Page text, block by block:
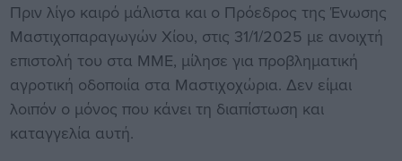
Πριν λίγο καιρό μάλιστα και ο Πρόεδρος της Ένωσης
Μαστιχοπαραγωγών Χίου, στις 31/1/2025 με ανοιχτή
επιστολή του στα ΜΜΕ, μίλησε για προβληματική
αγροτική οδοποιία στα Μαστιχοχώρια. Δεν είμαι
λοιπόν ο μόνος που κάνει τη διαπίστωση και
καταγγελία αυτή.